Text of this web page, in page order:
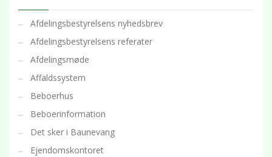
Afdelingsbestyrelsens nyhedsbrev
Afdelingsbestyrelsens referater
Afdelingsmøde
Affaldssystem
Beboerhus
Beboerinformation
Det sker i Baunevang
Ejendomskontoret